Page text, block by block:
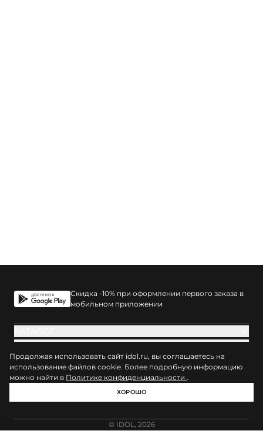
Продолжая использовать сайт idol.ru, вы соглашаетесь на
использование файлов cookie. Более подробную информацию
можно найти в Политике конфиденциальности .
ХОРОШО
Скидка -10% при оформлении первого заказа в
мобильном приложении
ПОКУПАТЕЛЯМ
О БРЕНДЕ
© IDOL, 2026